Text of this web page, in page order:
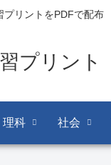
プリントをPDFで配布
プリント
理科 社会